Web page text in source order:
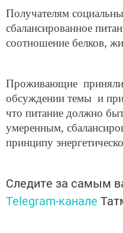
Получателям
сбалансированное
соотношение белков,
Проживающие приняли
обсуждении темы и
что питание должно
умеренным,
принципу
Следите за самым
Telegram-канале